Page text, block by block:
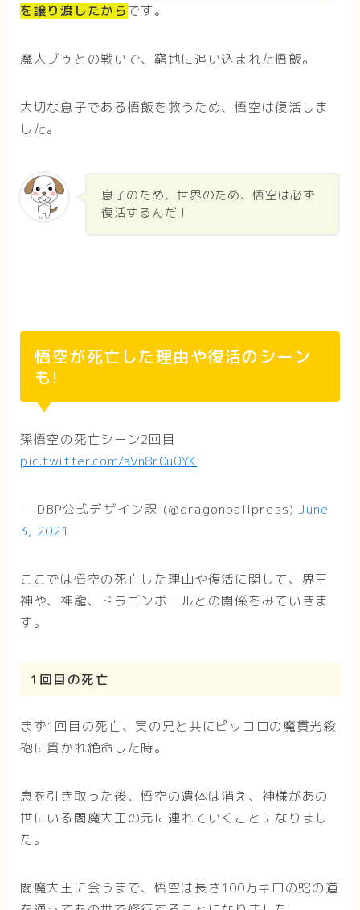
を譲り渡したからです。
魔人ブゥとの戦いで、窮地に追い込まれた悟飯。
大切な息子である悟飯を救うため、悟空は復活しま
した。
息子のため、世界のため、悟空は必ず
復活するんだ！
悟空が死亡した理由や復活のシーン
も!
孫悟空の死亡シーン2回目
pic.twitter.com/aVn8r0u0YK
— DBP公式デザイン課 (@dragonballpress)June
3, 2021
ここでは悟空の死亡した理由や復活に関して、界王
神や、神龍、ドラゴンボールとの関係をみていきま
す。
1回目の死亡
まず1回目の死亡、実の兄と共にピッコロの魔貫光殺
砲に貫かれ絶命した時。
息を引き取った後、悟空の遺体は消え、神様があの
世にいる閻魔大王の元に連れていくことになりまし
た。
閻魔大王に会うまで、悟空は長さ100万キロの蛇の道